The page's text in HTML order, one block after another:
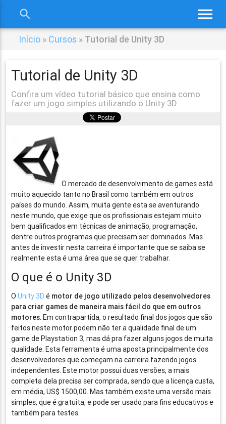
menu
search
Início » Cursos » Tutorial de Unity 3D
Tutorial de Unity 3D
Confira um vídeo tutorial básico que ensina como
fazer um jogo simples utilizando o Unity 3D
O mercado de desenvolvimento de games está
muito aquecido tanto no Brasil como também em outros
países do mundo. Assim, muita gente esta se aventurando
neste mundo, que exige que os profissionais estejam muito
bem qualificados em técnicas de animação, programação,
dentre outros programas que precisam ser dominados. Mas
antes de investir nesta carreira é importante que se saiba se
realmente esta é uma área que se quer trabalhar.
O que é o Unity 3D
OUnity 3D é motor de jogo utilizado pelos desenvolvedores
para criar games de maneira mais fácil do que em outros
motores. Em contrapartida, o resultado final dos jogos que são
feitos neste motor podem não ter a qualidade final de um
game de Playstation 3, mas dá pra fazer alguns jogos de muita
qualidade. Esta ferramenta é uma aposta principalmente dos
desenvolvedores que começam na carreira fazendo jogos
independentes. Este motor possui duas versões, a mais
completa dela precisa ser comprada, sendo que a licença custa,
em média, US$ 1500,00. Mas também existe uma versão mais
simples, que é gratuita, e pode ser usado para fins educativos e
também para testes.